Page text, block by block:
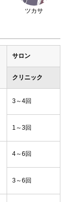
ツカサ
サロン
クリニック
3～4回
1～3回
4～6回
3～6回